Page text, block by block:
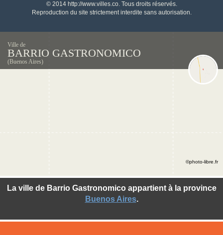
© 2014 http://www.villes.co. Tous droits réservés.
Reproduction du site strictement interdite sans autorisation.
Ville de
BARRIO GASTRONOMICO
(Buenos Aires)
La ville de Barrio Gastronomico appartient à la province
Buenos Aires.
©photo-libre.fr